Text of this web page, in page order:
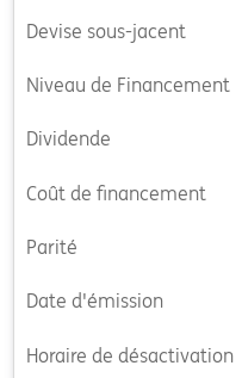
Devise sous-jacent
Niveau de Financement
Dividende
Coût de financement
Parité
Date d'émission
Horaire de désactivation